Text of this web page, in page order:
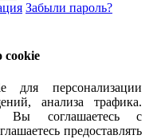
Забыли пароль?
персонализации
анализа трафика.
Вы соглашаетесь с
предоставлять